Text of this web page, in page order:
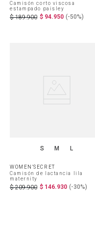
Camisón corto viscosa
estampado paisley
$ 189.900 $ 94.950 (-50%)
S M L
WOMEN'SECRET
Camisón de lactancia lila
maternity
$ 209.900 $ 146.930 (-30%)